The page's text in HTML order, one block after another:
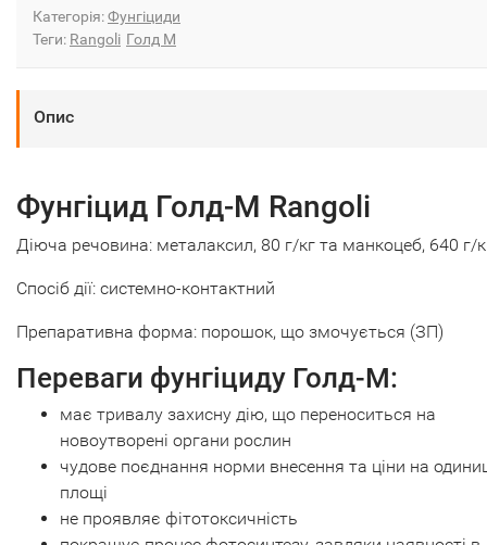
Категорія:Фунгіциди
Теги: Rangoli Голд М
Опис
Фунгіцид Голд-М Rangoli
Діюча речовина: металаксил, 80 г/кг та манкоцеб, 640 г/
Спосіб дії: системно-контактний
Препаративна форма: порошок, що змочується (ЗП)
Переваги фунгіциду Голд-М:
має тривалу захисну дію, що переноситься на
новоутворені органи рослин
чудове поєднання норми внесення та ціни на
площі
не проявляє фітотоксичність